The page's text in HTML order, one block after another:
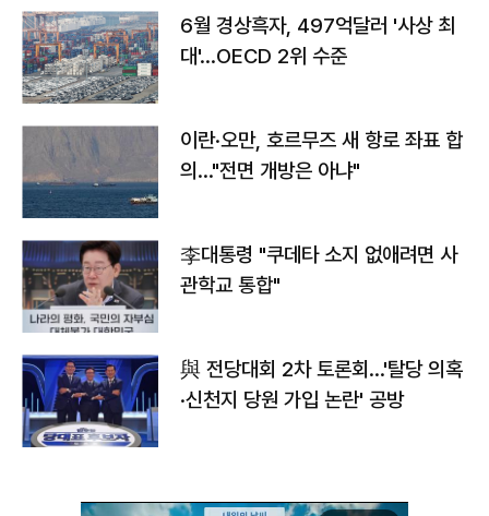
6월 경상흑자, 497억달러 '사상 최
대'…OECD 2위 수준
이란·오만, 호르무즈 새 항로 좌표 합
의…"전면 개방은 아냐"
李대통령 "쿠데타 소지 없애려면 사
관학교 통합"
與 전당대회 2차 토론회…'탈당 의혹
·신천지 당원 가입 논란' 공방